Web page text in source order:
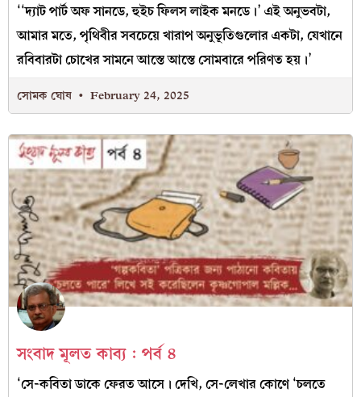
‘‘দ্যাট পার্ট অফ সানডে, হুইচ ফিলস লাইক মনডে।’ এই অনুভবটা,
আমার মতে, পৃথিবীর সবচেয়ে খারাপ অনুভূতিগুলোর একটা, যেখানে
রবিবারটা চোখের সামনে আস্তে আস্তে সোমবারে পরিণত হয়।’
সোমক ঘোষ February 24, 2025
সংবাদ মূলত কাব‍্য : পর্ব ৪
‘সে-কবিতা ডাকে ফেরত আসে। দেখি, সে-লেখার কোণে ‘চলতে